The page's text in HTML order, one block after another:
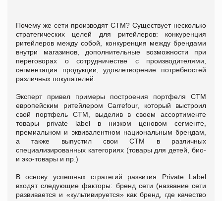
Почему же сети производят СТМ? Существует несколько
стратегических целей для ритейлеров: конкуренция
ритейлеров между собой, конкуренция между брендами
внутри магазинов, дополнительные возможности при
переговорах о сотрудничестве с производителями,
сегментация продукции, удовлетворение потребностей
различных покупателей.
Эксперт привел примеры построения портфеля СТМ
европейским ритейлером Carrefour, который выстроил
свой портфель СТМ, выделив в своем ассортименте
товары private label в низком ценовом сегменте,
премиальном и эквивалентном национальным брендам,
а также выпустил свои СТМ в различных
специализированных категориях (товары для детей, био-
и эко-товары и пр.)
В основу успешных стратегий развития Private Label
входят следующие факторы: бренд сети (название сети
развивается и «культивируется» как бренд, где качество